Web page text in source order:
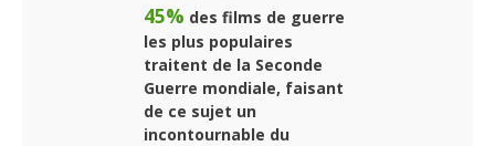
45% des films de guerre
les plus populaires
traitent de la Seconde
Guerre mondiale, faisant
de ce sujet un
incontournable du